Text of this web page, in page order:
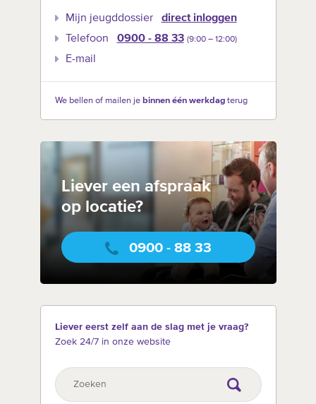
Mijn jeugddossier
direct inloggen
Telefoon
0900 - 88 33 (9:00 –‍ 12:00)
E-mail
We bellen of mailen je binnen één werkdagterug
Liever een afspraak
op locatie?
0900 - 88 33
Liever eerst zelf aan de slag met je vraag?
Zoek 24/7 in onze website